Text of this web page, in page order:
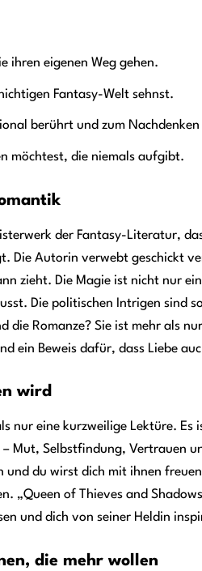
ihren eigenen Weg gehen.
Fantasy-Welt sehnst.
berührt und zum
möchtest, die niemals aufgibt.
der Fantasy-Literatur,
Die Autorin verwebt geschickt
zieht. Die Magie ist nicht nur
Die politischen Intrigen sind
Romanze? Sie ist mehr als
ein Beweis dafür, dass Liebe
wird
nur eine kurzweilige Lektüre.
Mut, Selbstfindung, Vertrauen
und du wirst dich mit ihnen
„Queen of Thieves and
und dich von seiner Heldin
die mehr wollen